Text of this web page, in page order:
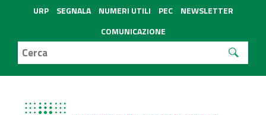
URP SEGNALA NUMERI UTILI PEC
NEWSLETTER
COMUNICAZIONE